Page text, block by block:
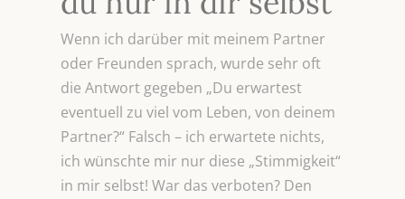
Wenn ich darüber mit meinem Partner
oder Freunden sprach, wurde sehr oft
die Antwort gegeben „Du erwartest
eventuell zu viel vom Leben, von deinem
Partner?“ Falsch – ich erwartete nichts,
ich wünschte mir nur diese „Stimmigkeit“
in mir selbst! War das verboten? Den